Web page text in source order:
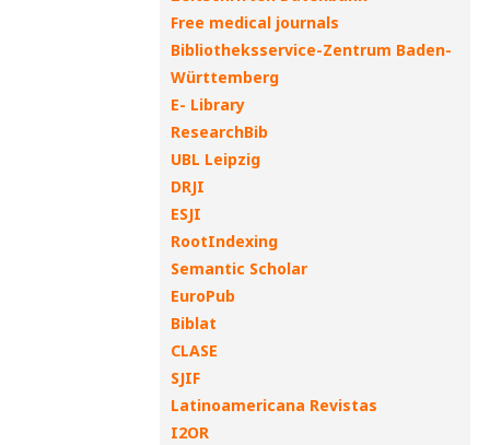
Free medical journals
Bibliotheksservice-Zentrum Baden-
Württemberg
E- Library
ResearchBib
UBL Leipzig
DRJI
ESJI
RootIndexing
Semantic Scholar
EuroPub
Biblat
CLASE
SJIF
Latinoamericana Revistas
I2OR